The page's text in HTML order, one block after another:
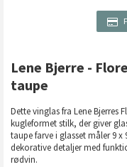
Lene Bjerre -
taupe
Dette vinglas fra Lene Bjerres
kugleformet stilk, der giver
taupe farve i glasset måler 9
dekorative detaljer med
rødvin.